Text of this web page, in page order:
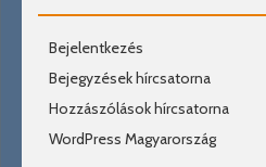
Bejelentkezés
Bejegyzések hírcsatorna
Hozzászólások hírcsatorna
WordPress Magyarország